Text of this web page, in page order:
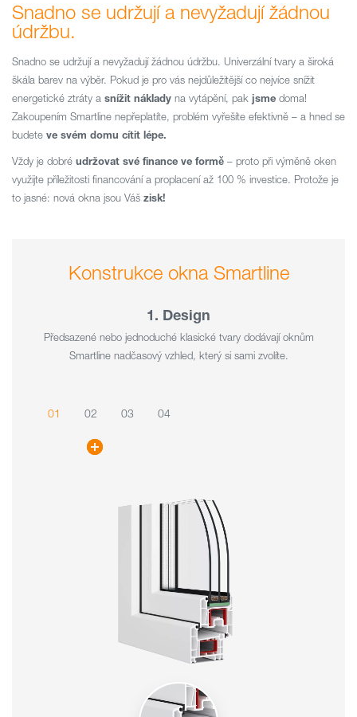
Snadno se udržují a nevyžadují žádnou
údržbu.
Snadno se udržují a nevyžadují žádnou údržbu. Univerzální tvary a široká
škála barev na výběr. Pokud je pro vás nejdůležitější co nejvíce snížit
energetické ztráty a snížit náklady na vytápění, pak jsme doma!
Zakoupením Smartline nepřeplatíte, problém vyřešíte efektivně – a hned se
budete ve svém domu cítit lépe.
Vždy je dobré udržovat své finance ve formě – proto při výměně oken
využijte příležitosti financování a proplacení až 100 % investice. Protože je
to jasné: nová okna jsou Váš zisk!
Konstrukce okna Smartline
1. Design
Předsazené nebo jednoduché klasické tvary dodávají oknům
Smartline nadčasový vzhled, který si sami zvolíte.
01 02 03 04